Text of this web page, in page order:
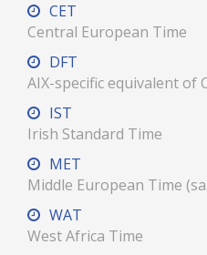
CET
Central European Time
DFT
AIX-specific equivalent of
IST
Irish Standard Time
MET
Middle European Time
WAT
West Africa Time